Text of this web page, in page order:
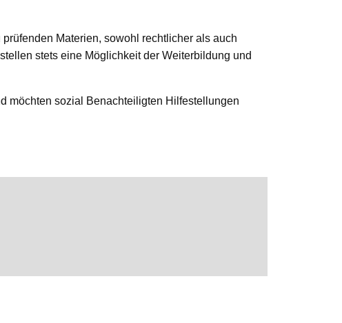
Materien, sowohl rechtlicher als auch
stets eine Möglichkeit der Weiterbildung und
möchten sozial Benachteiligten Hilfestellungen